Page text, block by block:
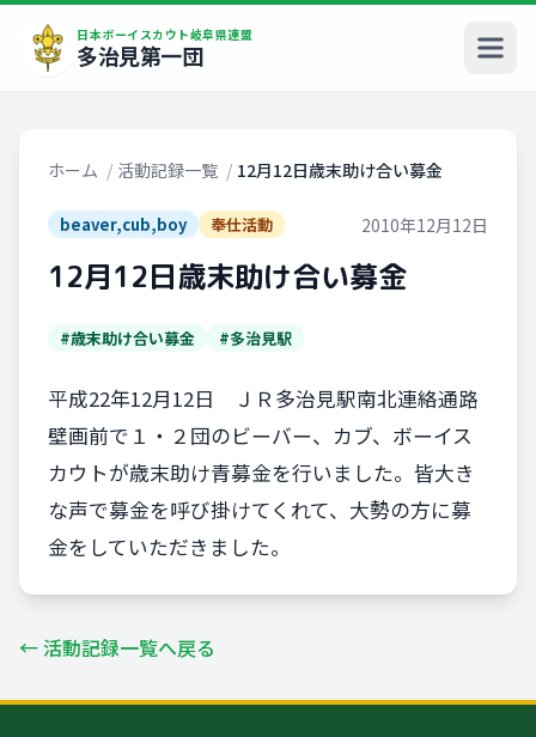
日本ボーイスカウト岐阜県連盟
多治見第一団
ホーム / 活動記録一覧 / 12月12日歳末助け合い募金
beaver,cub,boy 奉仕活動 2010年12月12日
12月12日歳末助け合い募金
#歳末助け合い募金 #多治見駅
平成22年12月12日 ＪＲ多治見駅南北連絡通路
壁画前で１・２団のビーバー、カブ、ボーイス
カウトが歳末助け青募金を行いました。皆大き
な声で募金を呼び掛けてくれて、大勢の方に募
金をしていただきました。
← 活動記録一覧へ戻る